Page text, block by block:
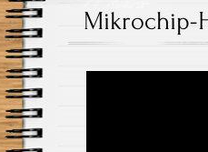
Mikrochip-